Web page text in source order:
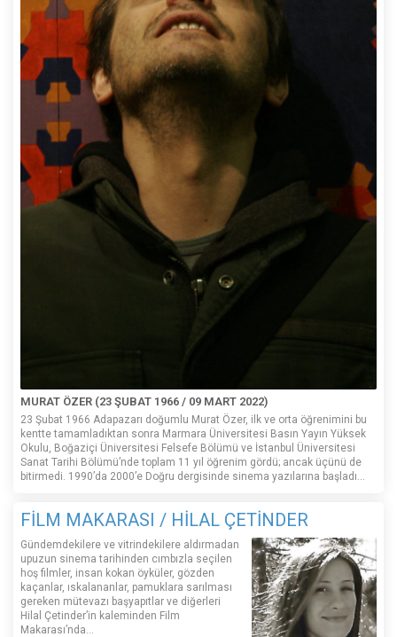
MURAT ÖZER (23 ŞUBAT 1966 / 09 MART 2022)
23 Şubat 1966 Adapazarı doğumlu Murat Özer, ilk ve orta öğrenimini bu
kentte tamamladıktan sonra Marmara Üniversitesi Basın Yayın Yüksek
Okulu, Boğaziçi Üniversitesi Felsefe Bölümü ve İstanbul Üniversitesi
Sanat Tarihi Bölümü’nde toplam 11 yıl öğrenim gördü; ancak üçünü de
bitirmedi. 1990’da 2000’e Doğru dergisinde sinema yazılarına başladı...
FİLM MAKARASI / HİLAL ÇETİNDER
Gündemdekilere ve vitrindekilere aldırmadan
upuzun sinema tarihinden cımbızla seçilen
hoş filmler, insan kokan öyküler, gözden
kaçanlar, ıskalananlar, pamuklara sarılması
gereken mütevazı başyapıtlar ve diğerleri
Hilal Çetinder’in kaleminden Film
Makarası’nda…